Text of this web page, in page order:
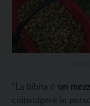
“La bibita è un
coinvolgere le